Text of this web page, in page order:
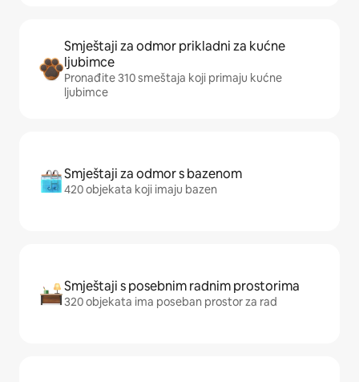
Smještaji za odmor prikladni za kućne
ljubimce
Pronađite 310 smeštaja koji primaju kućne
ljubimce
Smještaji za odmor s bazenom
420 objekata koji imaju bazen
Smještaji s posebnim radnim prostorima
320 objekata ima poseban prostor za rad